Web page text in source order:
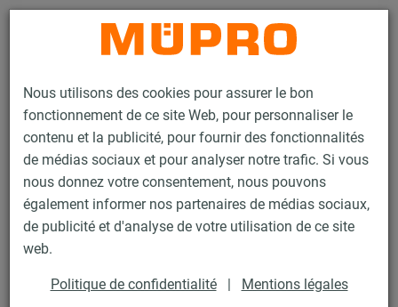
Nous utilisons des cookies pour assurer le bon
fonctionnement de ce site Web, pour personnaliser le
contenu et la publicité, pour fournir des fonctionnalités
de médias sociaux et pour analyser notre trafic. Si vous
nous donnez votre consentement, nous pouvons
également informer nos partenaires de médias sociaux,
de publicité et d'analyse de votre utilisation de ce site
web.
Politique de confidentialité | Mentions légales
Contact
Produits Technique de fixation
Accessoires de montage
Capuchon